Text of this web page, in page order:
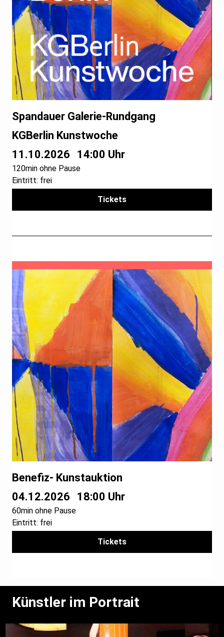
11.10.2026 14:00 Uhr
120min ohne Pause
Eintritt: frei
Tickets
Spandauer Galerie-Rundgang
KGBerlin Kunstwoche
04.12.2026 18:00 Uhr
60min ohne Pause
Eintritt: frei
Tickets
Benefiz- Kunstauktion
Künstler im Portrait